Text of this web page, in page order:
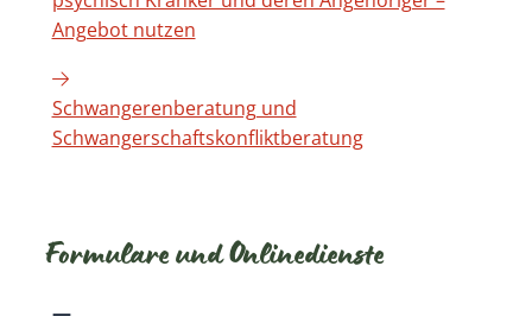
Angebot nutzen
Schwangerenberatung und
Schwangerschaftskonfliktberatung
Formulare und Onlinedienste